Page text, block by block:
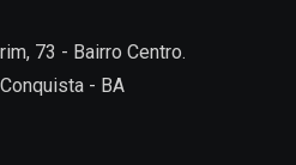
73 - Bairro Centro.
- BA